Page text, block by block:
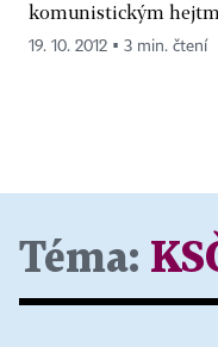
komunistickým
19. 10. 2012 ▪ 3 min. čtení
Téma: